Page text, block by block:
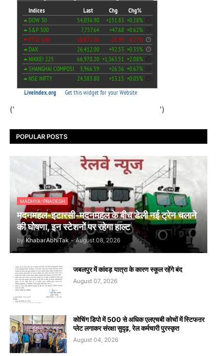
(' ')
POPULAR POSTS
MADHYA-PRADESH
मदनमहल-इटारसी-मदनमहल के बीच डेली नई ट्रेन चलाने
की घोषणा, इन स्टेशनों पर रहेगा हाल्ट
by KhabarAbhiTak - August 08, 2026
जबलपुर में कांवड़ यात्रा के कारण स्कूल रहेंगे बंद
August 07, 2026
कोचिंग डिपो में 500 से अधिक एलएचबी कोचों में स्टिफऩर
प्लेट लगाकर संरक्षा सुदृढ़, रेल कर्मचारी पुरस्कृत
August 04, 2026